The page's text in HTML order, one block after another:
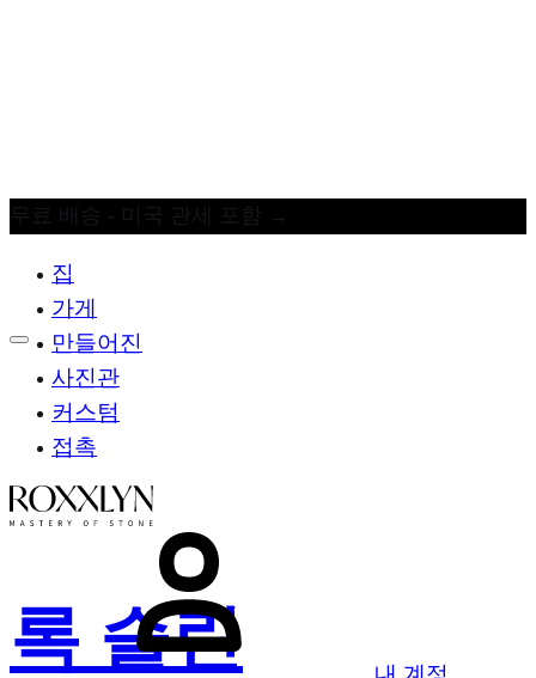
무료 배송 - 미국 관세 포함 →
집
가게
만들어진
사진관
커스텀
접촉
록 슬린